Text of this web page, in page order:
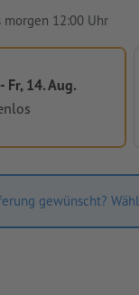
morgen 12:00 Uhr
Fr, 14. Aug.
gewünscht?